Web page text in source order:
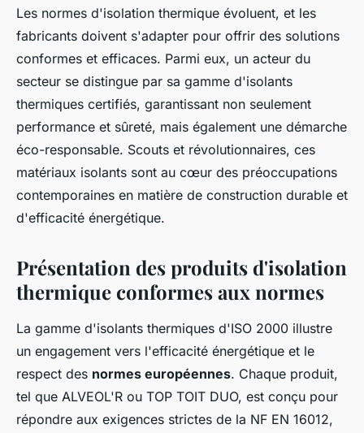
Fabricant d'isolant thermique
: il propose des produits
répondant aux normes
Louis•14 juillet 2024•3 min de lecture
Les normes d'isolation thermique évoluent, et les
fabricants doivent s'adapter pour offrir des solutions
conformes et efficaces. Parmi eux, un acteur du
secteur se distingue par sa gamme d'isolants
thermiques certifiés, garantissant non seulement
performance et sûreté, mais également une démarche
éco-responsable. Scouts et révolutionnaires, ces
matériaux isolants sont au cœur des préoccupations
contemporaines en matière de construction durable et
d'efficacité énergétique.
Présentation des produits d'isolation
thermique conformes aux normes
La gamme d'isolants thermiques d'ISO 2000 illustre
un engagement vers l'efficacité énergétique et le
respect des normes européennes. Chaque produit,
tel que ALVEOL'R ou TOP TOIT DUO, est conçu pour
répondre aux exigences strictes de la NF EN 16012,